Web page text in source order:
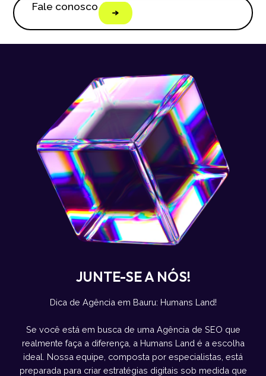
Fale conosco
JUNTE-SE A NÓS!
Dica de Agência em Bauru: Humans Land!
Se você está em busca de uma Agência de SEO que
realmente faça a diferença, a Humans Land é a escolha
ideal. Nossa equipe, composta por especialistas, está
preparada para criar estratégias digitais sob medida que